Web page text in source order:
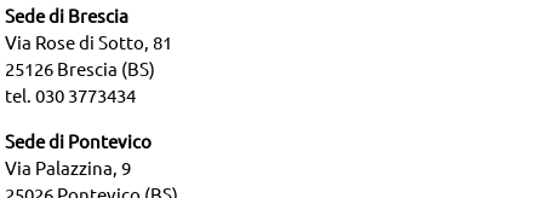
Sede di Brescia
Via Rose di Sotto, 81
25126 Brescia (BS)
tel. 030 3773434
Sede di Pontevico
Via Palazzina, 9